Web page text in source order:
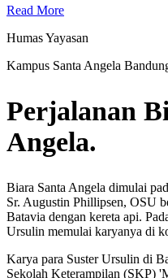
Read More
Humas Yayasan
Kampus Santa Angela
Perjalanan
Angela.
Biara Santa Angela dimulai
Sr. Augustin Phillipsen, OSU
Batavia dengan kereta api.
Ursulin memulai karyanya di
Karya para Suster Ursulin di
Sekolah Keterampilan (SKP)